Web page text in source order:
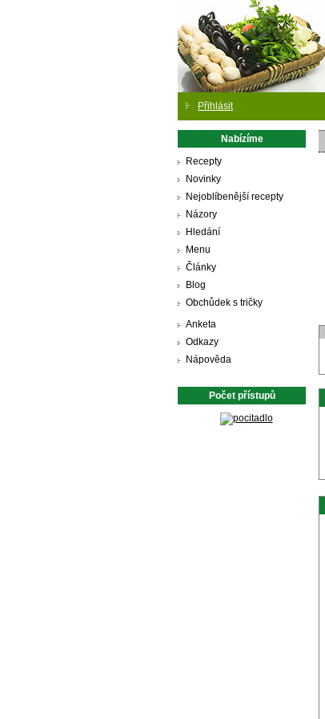
Přihlásit
Nabízíme
Recepty
Novinky
Nejoblíbenější recepty
Názory
Hledání
Menu
Články
Blog
Obchůdek s tričky
Anketa
Odkazy
Nápověda
Počet přístupů